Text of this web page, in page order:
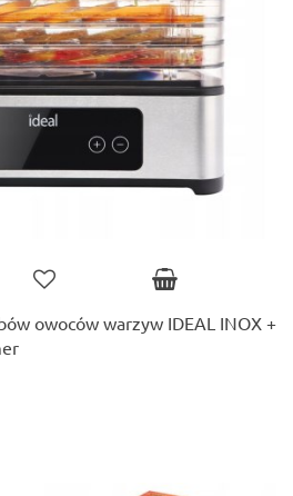
owoców warzyw IDEAL INOX +